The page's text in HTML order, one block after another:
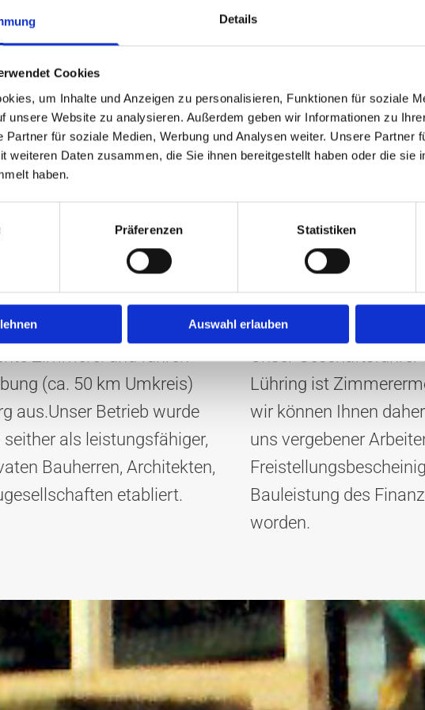
Details
Cookies
um Inhalte und Anzeigen zu personalisieren, Funktionen für soziale
unsere Website zu analysieren. Außerdem geben wir Informationen zu
Partner für soziale Medien, Werbung und Analysen weiter. Unsere Partner
weiteren Daten zusammen, die Sie ihnen bereitgestellt haben oder die sie
haben.
Präferenzen Statistiken
Auswahl erlauben
. Innenausbau .
Zimmerei und führen
(ca. 50 km Umkreis)
aus.Unser Betrieb wurde
als leistungsfähiger,
Bauherren, Architekten,
etabliert.
Unser
Lühring ist
wir können Ihnen
uns vergebener
Bauleistung des
worden.